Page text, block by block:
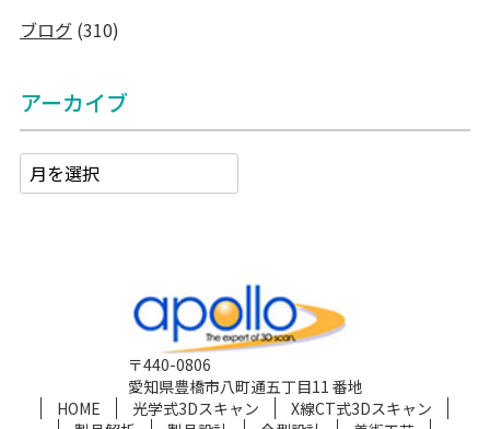
ブログ(310)
アーカイブ
〒440-0806
愛知県豊橋市八町通五丁目11 番地
HOME
光学式3Dスキャン
X線CT式3Dスキャン